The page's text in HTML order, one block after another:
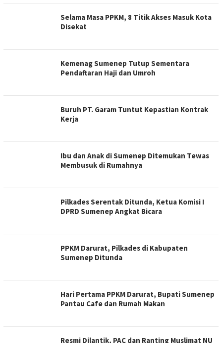
Selama Masa PPKM, 8 Titik Akses Masuk Kota
Disekat
Kemenag Sumenep Tutup Sementara
Pendaftaran Haji dan Umroh
Buruh PT. Garam Tuntut Kepastian Kontrak
Kerja
Ibu dan Anak di Sumenep Ditemukan Tewas
Membusuk di Rumahnya
Pilkades Serentak Ditunda, Ketua Komisi I
DPRD Sumenep Angkat Bicara
PPKM Darurat, Pilkades di Kabupaten
Sumenep Ditunda
Hari Pertama PPKM Darurat, Bupati Sumenep
Pantau Cafe dan Rumah Makan
Resmi Dilantik, PAC dan Ranting Muslimat NU